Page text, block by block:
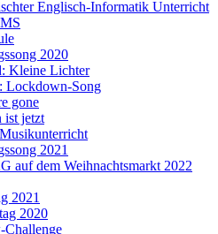
Englisch-Informatik Unterricht
2020
Kleine Lichter
Lockdown-Song
gone
ist jetzt
2021
auf dem Weihnachtsmarkt 2022
2021
2020